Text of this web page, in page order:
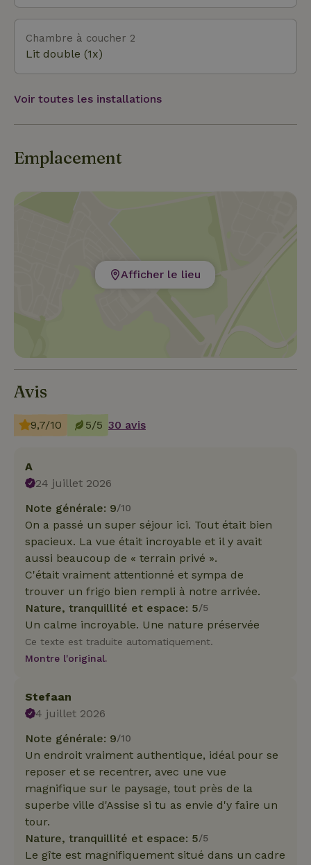
Chambre à coucher 2
Lit double (1x)
Voir toutes les installations
Emplacement
Afficher le lieu
Avis
9,7/10 5/5 30 avis
A
24 juillet 2026
Note générale: 9/10
On a passé un super séjour ici. Tout était bien
spacieux. La vue était incroyable et il y avait
aussi beaucoup de « terrain privé ».
C'était vraiment attentionné et sympa de
trouver un frigo bien rempli à notre arrivée.
Nature, tranquillité et espace: 5/5
Un calme incroyable. Une nature préservée
Ce texte est traduite automatiquement.
Montre l'original.
Stefaan
4 juillet 2026
Note générale: 9/10
Un endroit vraiment authentique, idéal pour se
reposer et se recentrer, avec une vue
magnifique sur le paysage, tout près de la
superbe ville d'Assise si tu as envie d'y faire un
tour.
Nature, tranquillité et espace: 5/5
Le gîte est magnifiquement situé dans un cadre